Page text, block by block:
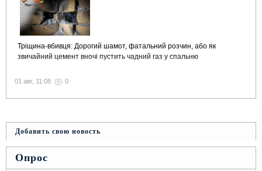
Тріщина-вбивця: Дорогий шамот, фатальний розчин, або як
звичайний цемент вночі пустить чадний газ у спальню
01 авг, 11:08 0
Добавить свою новость
Опрос